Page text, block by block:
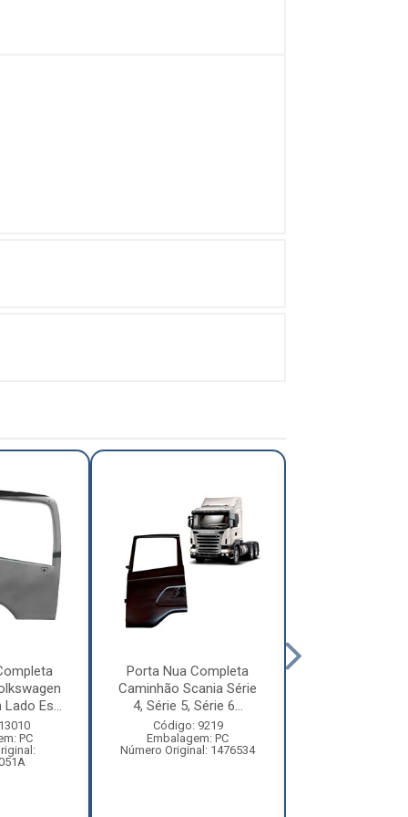
Es...
PC
Porta Nua Completa
Caminhão Scania Série
4, Série 5, Série 6...
Código: 9219
Embalagem: PC
Número Original: 1476534